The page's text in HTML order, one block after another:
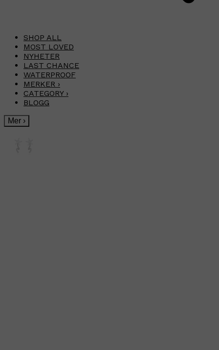
SHOP ALL
MOST LOVED
NYHETER
LAST CHANCE
WATERPROOF
MERKER ›
CATEGORY ›
BLOGG
Mer ›